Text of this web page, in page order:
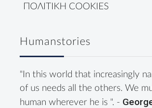
ΠΟΛΙΤΙΚΗ COOKIES
Humanstories
"In this world that increasingly
of us needs all the others. We
human wherever he is ". -